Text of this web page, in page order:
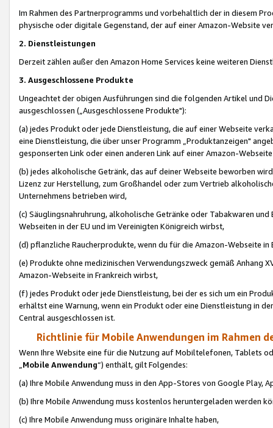
Im Rahmen des Partnerprogramms und vorbehaltlich der in diesem
physische oder digitale Gegenstand, der auf einer Amazon-Website
2. Dienstleistungen
Derzeit zählen außer den Amazon Home Services keine weiteren
3. Ausgeschlossene Produkte
Ungeachtet der obigen Ausführungen sind die folgenden Artikel und
ausgeschlossen („Ausgeschlossene Produkte"):
(a) jedes Produkt oder jede Dienstleistung, die auf einer Webseite
eine Dienstleistung, die über unser Programm „Produktanzeigen"
gesponserten Link oder einen anderen Link auf einer Amazon-
(b) jedes alkoholische Getränk, das auf deiner Webseite beworben
Lizenz zur Herstellung, zum Großhandel oder zum Vertrieb
Unternehmens betrieben wird,
(c) Säuglingsnahruhrung, alkoholische Getränke oder Tabakwaren
Webseiten in der EU und im Vereinigten Königreich wirbst,
(d) pflanzliche Raucherprodukte, wenn du für die Amazon-Webseite in
(e) Produkte ohne medizinischen Verwendungszweck gemäß Anhang
Amazon-Webseite in Frankreich wirbst,
(f) jedes Produkt oder jede Dienstleistung, bei der es sich um ein
erhältst eine Warnung, wenn ein Produkt oder eine Dienstleistung in
Central ausgeschlossen ist.
Richtlinie für Mobile Anwendungen im Rahmen
Wenn Ihre Website eine für die Nutzung auf Mobiltelefonen, Tablets
„Mobile Anwendung“) enthält, gilt Folgendes:
(a) Ihre Mobile Anwendung muss in den App-Stores von Google Play,
(b) Ihre Mobile Anwendung muss kostenlos heruntergeladen werden
(c) Ihre Mobile Anwendung muss originäre Inhalte haben,